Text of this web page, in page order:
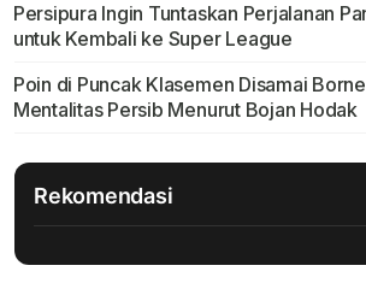
Persipura Ingin Tuntaskan Perjalanan
untuk Kembali ke Super League
Poin di Puncak Klasemen Disamai
Mentalitas Persib Menurut Bojan Hodak
Rekomendasi